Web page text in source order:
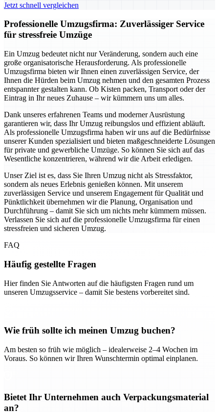
Jetzt schnell vergleichen
Professionelle Umzugsfirma: Zuverlässiger Service
für stressfreie Umzüge
Ein Umzug bedeutet nicht nur Veränderung, sondern auch eine
große organisatorische Herausforderung. Als professionelle
Umzugsfirma bieten wir Ihnen einen zuverlässigen Service, der
Ihnen die Hürden beim Umzug nehmen und den gesamten Prozess
entspannter gestalten kann. Ob Kisten packen, Transport oder der
Eintrag in Ihr neues Zuhause – wir kümmern uns um alles.
Dank unseres erfahrenen Teams und moderner Ausrüstung
garantieren wir, dass Ihr Umzug reibungslos und effizient abläuft.
Als professionelle Umzugsfirma haben wir uns auf die Bedürfnisse
unserer Kunden spezialisiert und bieten maßgeschneiderte Lösungen
für private und gewerbliche Umzüge. So können Sie sich auf das
Wesentliche konzentrieren, während wir die Arbeit erledigen.
Unser Ziel ist es, dass Sie Ihren Umzug nicht als Stressfaktor,
sondern als neues Erlebnis genießen können. Mit unserem
zuverlässigen Service und unserem Engagement für Qualität und
Pünktlichkeit übernehmen wir die Planung, Organisation und
Durchführung – damit Sie sich um nichts mehr kümmern müssen.
Verlassen Sie sich auf die professionelle Umzugsfirma für einen
stressfreien und sicheren Umzug.
FAQ
Häufig gestellte Fragen
Hier finden Sie Antworten auf die häufigsten Fragen rund um
unseren Umzugsservice – damit Sie bestens vorbereitet sind.
Wie früh sollte ich meinen Umzug buchen?
Am besten so früh wie möglich – idealerweise 2–4 Wochen im
Voraus. So können wir Ihren Wunschtermin optimal einplanen.
Bietet Ihr Unternehmen auch Verpackungsmaterial
an?